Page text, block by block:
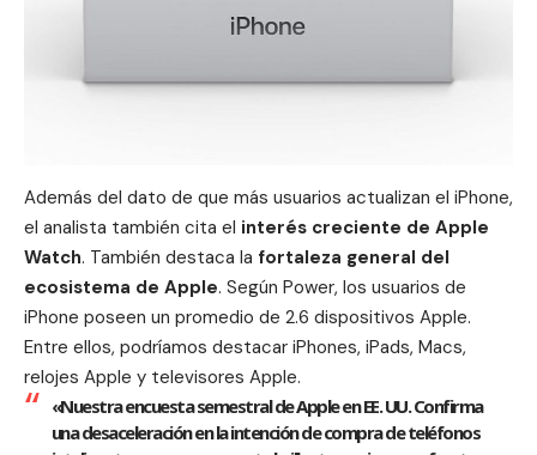
Además del dato de que más usuarios actualizan el iPhone,
el analista también cita el interés creciente de Apple
Watch. También destaca la fortaleza general del
ecosistema de Apple. Según Power, los usuarios de
iPhone poseen un promedio de 2.6 dispositivos Apple.
Entre ellos, podríamos destacar iPhones, iPads, Macs,
relojes Apple y televisores Apple.
«Nuestra encuesta semestral de Apple en EE. UU. Confirma
una desaceleración en la intención de compra de teléfonos